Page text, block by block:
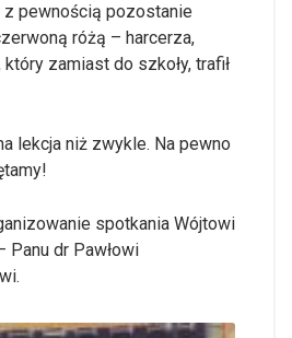
z pewnością pozostanie
różą – harcerza,
zamiast do szkoły, trafił
lekcja niż zwykle. Na pewno
spotkania Wójtowi
Panu dr Pawłowi